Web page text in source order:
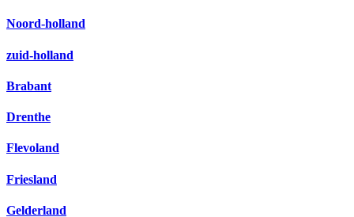
Noord-holland
zuid-holland
Brabant
Drenthe
Flevoland
Friesland
Gelderland